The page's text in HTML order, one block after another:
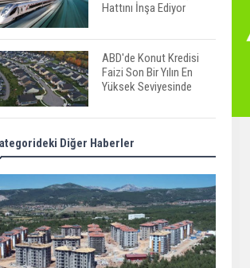
Hattını İnşa Ediyor
ABD'de Konut Kredisi
Faizi Son Bir Yılın En
Yüksek Seviyesinde
TOKİ 51 İlde 540 Konut
ve İş Yerini Satışa
Yatırımcıların Bina Tercihi
Değişiyor: Dijital Altyapı
Öne Çıkıyor
Diğer Haberler